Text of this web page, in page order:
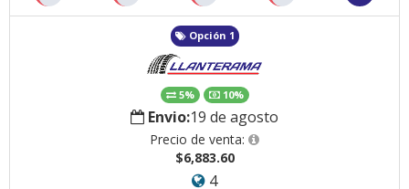
Opción 1
5% 10%
Envio:19 de agosto
Precio de venta:
$6,883.60
4